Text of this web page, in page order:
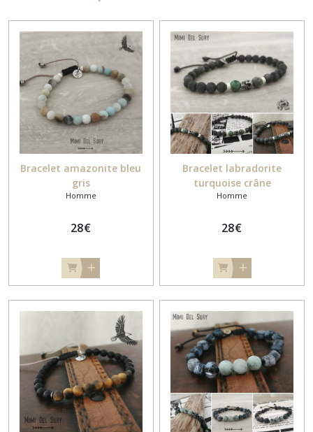
Bracelet amazonite bleu
gris
Homme
28€
Bracelet labradorite
turquoise crâne
Homme
28€